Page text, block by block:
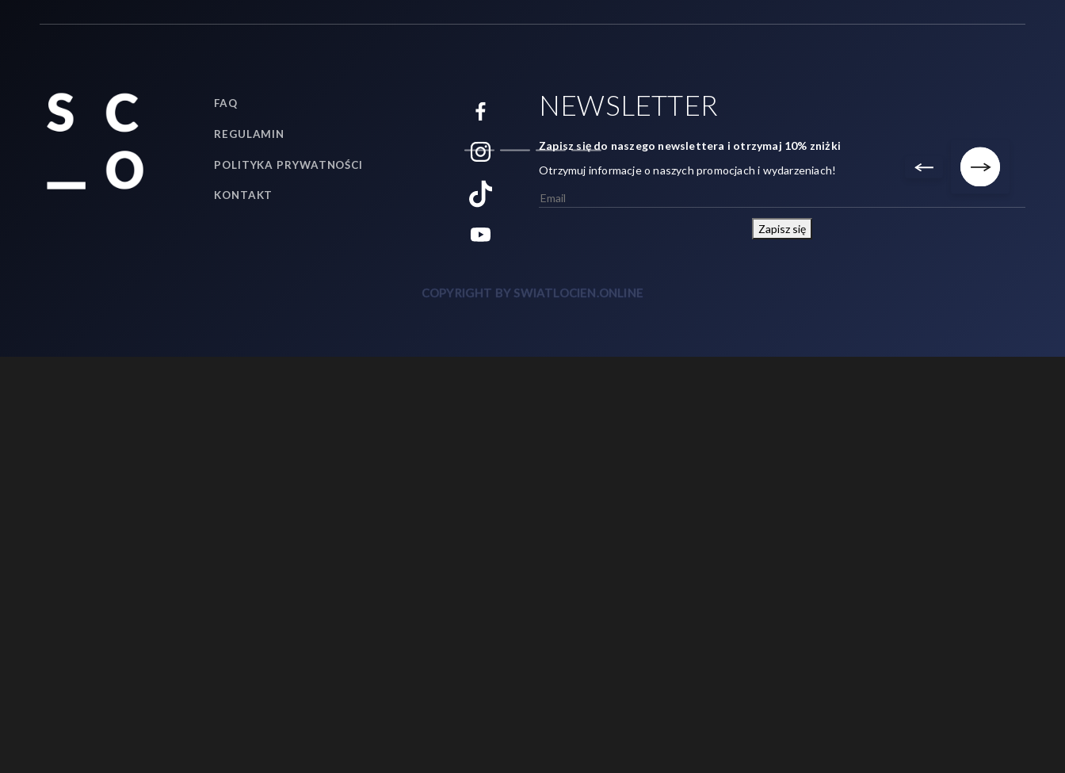
FAQ
REGULAMIN
POLITYKA PRYWATNOŚCI
KONTAKT
NEWSLETTER
Zapisz się do naszego newslettera i otrzymaj 10% zniżki
Otrzymuj informacje o naszych promocjach i wydarzeniach!
Zapisz się
COPYRIGHT BY SWIATLOCIEN.ONLINE